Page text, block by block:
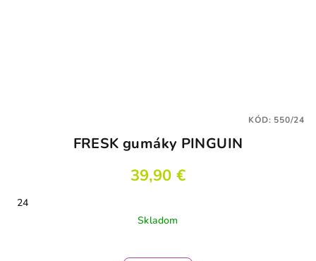
FRESK gumáky PINGUIN
39,90 €
24
Skladom
KÓD: 550/24